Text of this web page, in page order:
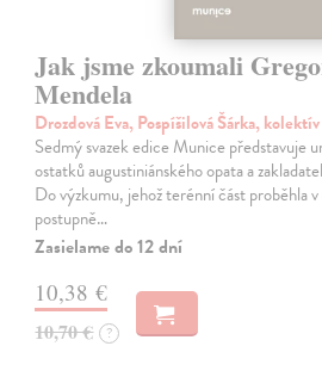
Jak jsme zkoumali
Mendela
Drozdová Eva, Pospíšilová Šárka,
Sedmý svazek edice Munice představuje
ostatků augustiniánského opata a
Do výzkumu, jehož terénní část proběhla
postupně…
Zasielame do 12 dní
10,38 €
10,70 € ?